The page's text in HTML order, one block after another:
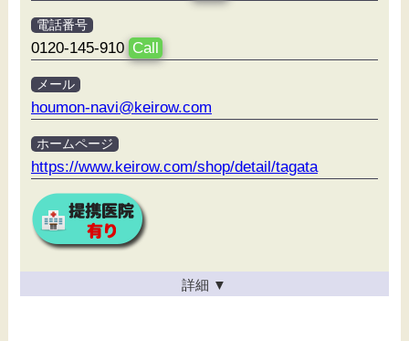
電話番号
0120-145-910 Call
メール
houmon-navi@keirow.com
ホームページ
https://www.keirow.com/shop/detail/tagata
詳細 ▼